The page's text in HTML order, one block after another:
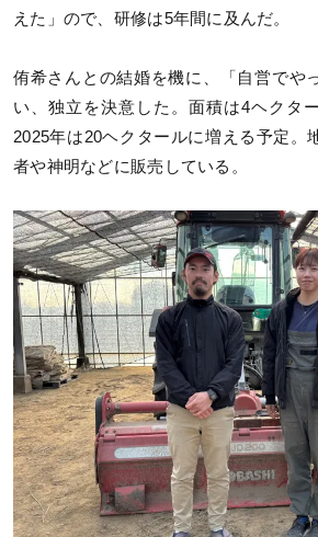
えた」ので、研修は5年間に及んだ。
侑希さんとの結婚を機に、「自営でや
い、独立を決意した。面積は4ヘクタ
2025年は20ヘクタールに増える予定。
者や神明などに販売している。